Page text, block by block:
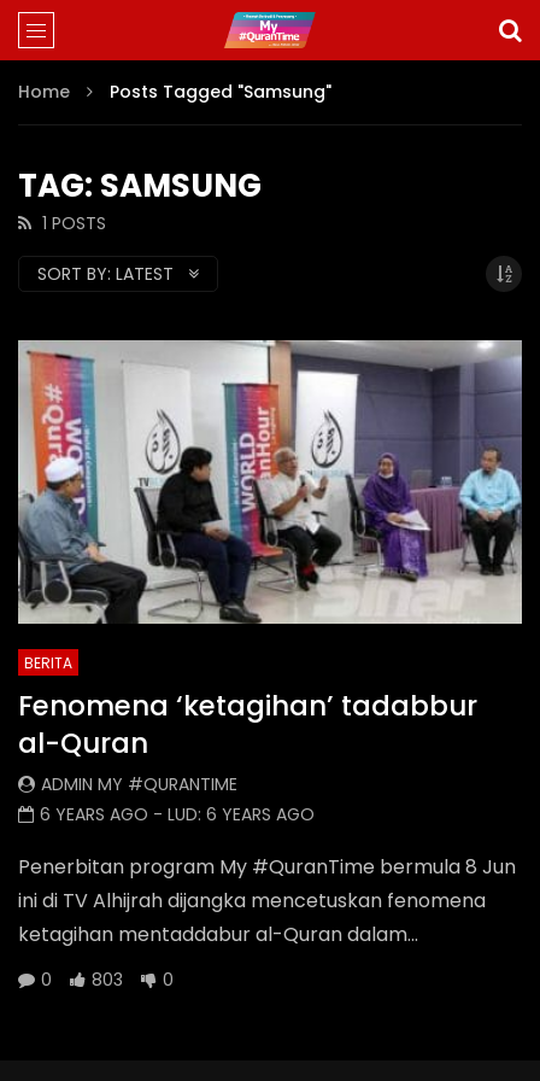
Home Posts Tagged "Samsung"
TAG: SAMSUNG
1 POSTS
SORT BY: LATEST
BERITA
Fenomena ‘ketagihan’ tadabbur
al-Quran
ADMIN MY #QURANTIME
6 YEARS AGO - LUD: 6 YEARS AGO
Penerbitan program My #QuranTime bermula 8 Jun
ini di TV Alhijrah dijangka mencetuskan fenomena
ketagihan mentaddabur al-Quran dalam...
0 803 0